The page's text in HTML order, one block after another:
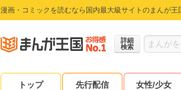
漫画・コミックを読むなら国内最大級サイトのまんが王
詳細
検索
トップ 先行配信 女性/少女